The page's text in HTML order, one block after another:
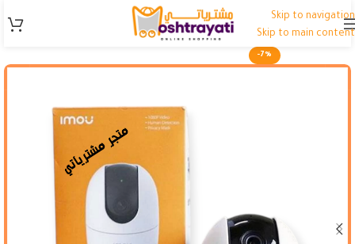
Skip to navigation
Skip to main content
-7%